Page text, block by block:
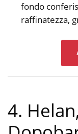
fondo
raffinatezza,
4.